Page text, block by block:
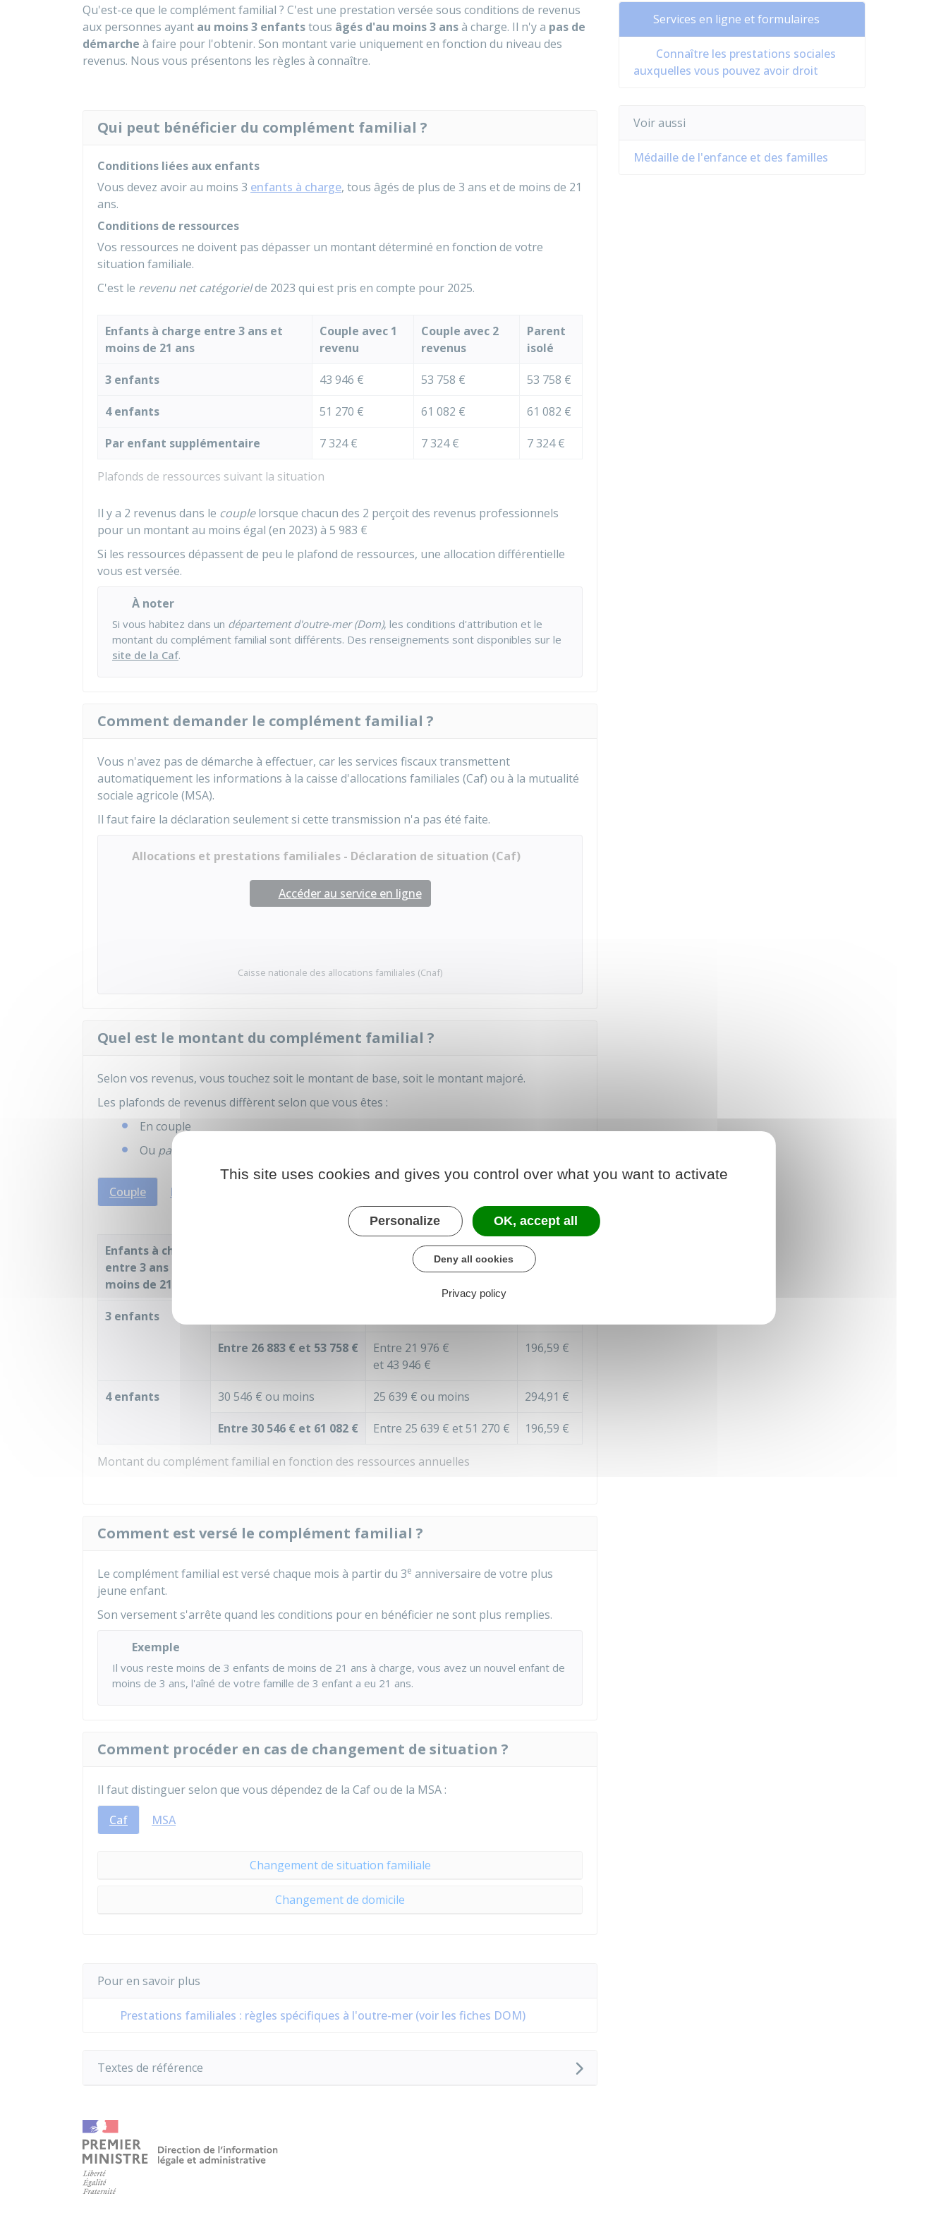
Qu'est-ce que le complément familial ? C'est une prestation versée sous conditions de revenus
aux personnes ayant au moins 3 enfantstous âgés d'au moins 3 ansà charge. Il n'y a pas de
démarche à faire pour l'obtenir. Son montant varie uniquement en fonction du niveau des
revenus. Nous vous présentons les règles à connaître.
Qui peut bénéficier du complément familial ?
Conditions liées aux enfants
Vous devez avoir au moins 3 enfants à charge, tous âgés de plus de 3 ans et de moins de 21
ans.
Conditions de ressources
Vos ressources ne doivent pas dépasser un montant déterminé en fonction de votre
situation familiale.
C'est le revenu net catégorielde 2023 qui est pris en compte pour 2025.
Plafonds de ressources suivant la situation
Enfants à charge entre 3 ans et
moins de 21 ans
Couple avec 1
revenu
Couple avec 2
revenus
Parent
isolé
3 enfants 43 946 € 53 758 € 53 758 €
4 enfants 51 270 € 61 082 € 61 082 €
Par enfant supplémentaire 7 324 € 7 324 € 7 324 €
Il y a 2 revenus dans le couplelorsque chacun des 2 perçoit des revenus professionnels
pour un montant au moins égal (en 2023) à 5 983 €
Si les ressources dépassent de peu le plafond de ressources, une allocation différentielle
vous est versée.
À noter
Si vous habitez dans un département d'outre-mer (Dom), les conditions d'attribution et le
montant du complément familial sont différents. Des renseignements sont disponibles sur le
site de la Caf.
Comment demander le complément familial ?
Vous n'avez pas de démarche à effectuer, car les services fiscaux transmettent
automatiquement les informations à la caisse d'allocations familiales (Caf) ou à la mutualité
sociale agricole (MSA).
Il faut faire la déclaration seulement si cette transmission n'a pas été faite.
Allocations et prestations familiales - Déclaration de situation (Caf)
Accéder au service en ligne
Caisse nationale des allocations familiales (Cnaf)
Quel est le montant du complément familial ?
Selon vos revenus, vous touchez soit le montant de base, soit le montant majoré.
Les plafonds de revenus diffèrent selon que vous êtes :
En couple
Ou parent isolé
Couple Parent isolé
Montant du complément familial en fonction des ressources annuelles
Enfants à charge
entre 3 ans et
moins de 21 ans
3 enfants
Entre 26 883 € et 53 758 € Entre 21 976 €
et 43 946 €
196,59 €
4 enfants 30 546 € ou moins 25 639 € ou moins 294,91 €
Entre 30 546 € et 61 082 € Entre 25 639 € et 51 270 € 196,59 €
Comment est versé le complément familial ?
Le complément familial est versé chaque mois à partir du 3e anniversaire de votre plus
jeune enfant.
Son versement s'arrête quand les conditions pour en bénéficier ne sont plus remplies.
Exemple
Il vous reste moins de 3 enfants de moins de 21 ans à charge, vous avez un nouvel enfant de
moins de 3 ans, l'aîné de votre famille de 3 enfant a eu 21 ans.
Comment procéder en cas de changement de situation ?
Il faut distinguer selon que vous dépendez de la Cafou de la MSA :
Caf
MSA
Changement de situation familiale
Changement de domicile
Pour en savoir plus
Prestations familiales : règles spécifiques à l'outre-mer (voir les fiches DOM)
Textes de référence
Services en ligne et formulaires
Connaître les prestations sociales
auxquelles vous pouvez avoir droit
Voir aussi
Médaille de l'enfance et des familles
This site uses cookies and gives you control over what you want to activate
Personalize OK, accept all
Deny all cookies
Privacy policy